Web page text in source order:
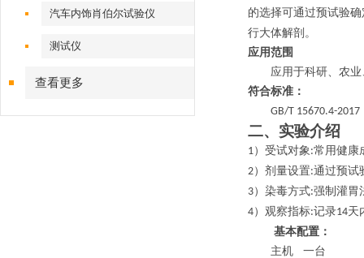
汽车内饰肖伯尔试验仪
测试仪
查看更多
的选择可通过预试验
行大体解剖。
应用范围
应用于科研、农
符合标准：
GB/T 15670.4-2017
二、实验介绍
1）受试对象:常用健康
2）剂量设置:通过预试
3）染毒方式:强制灌胃
4）观察指标:记录14天
基本配置：
主机
一台